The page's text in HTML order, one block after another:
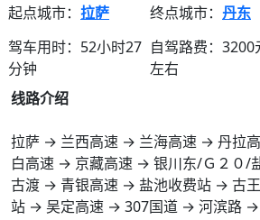
起点城市： 拉萨 终点城市： 丹东
驾车用时：52小时27
分钟
自驾路费：3200
左右
线路介绍
拉萨 → 兰西高速 → 兰海高速 → 丹拉
白高速 → 京藏高速 → 银川东/Ｇ２０/
古渡 → 青银高速 → 盐池收费站 → 古
站 → 吴定高速 → 307国道 → 河滨路